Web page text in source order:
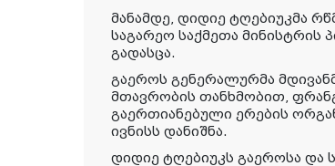
მანამდე, დიდიე ტღებიუკმა
საგარეო საქმეთა
გადასცა.
გაეროს გენერალურმა
მთავრობის თანხმობით,
გაერთიანებული ერების
ივნისს დანიშნა.
დიდიე ტღებიუკს გაეროსა და